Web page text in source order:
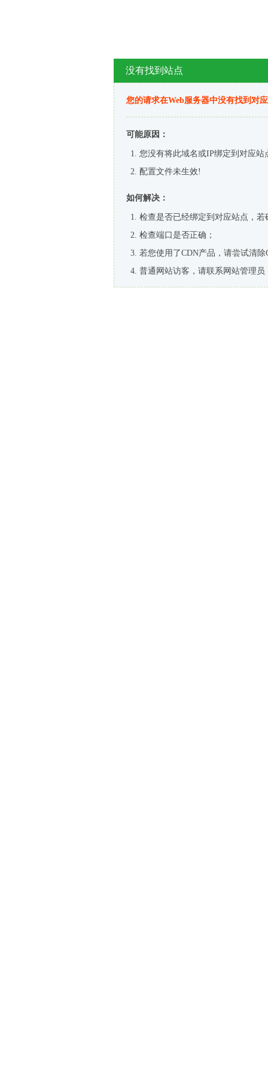
没有找到站点
您的请求在Web服务器中没有找到对
可能原因：
您没有将此域名或IP绑定到对应站
配置文件未生效!
如何解决：
检查是否已经绑定到对应站点，
检查端口是否正确；
若您使用了CDN产品，请尝试清除
普通网站访客，请联系网站管理员